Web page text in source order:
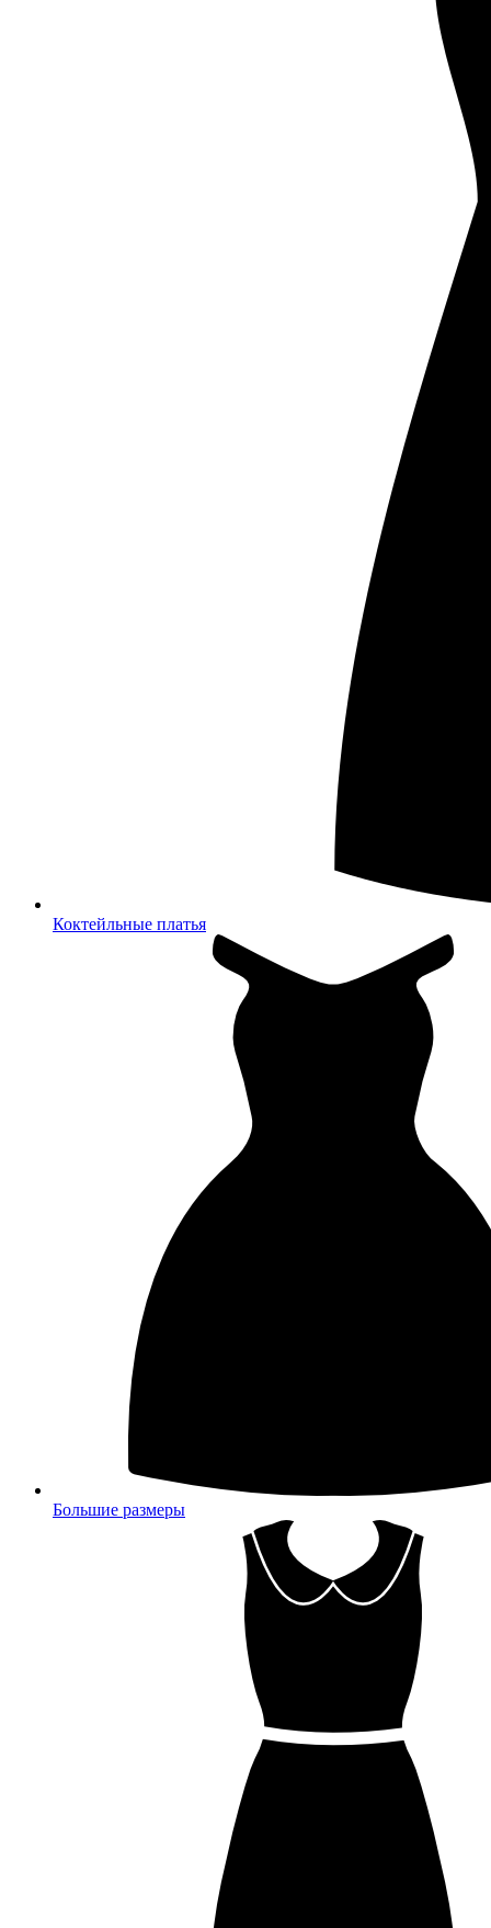
Коктейльные платья
Большие размеры